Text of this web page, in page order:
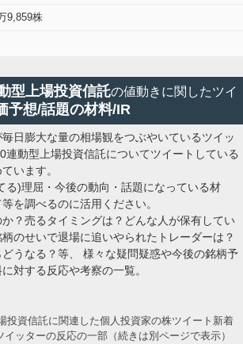
9,859株
型上場投資信託の値動きに関したツイ
予想/話題の材料/IR
日膨大な量の相場観をつぶやいているツイッ
連動型上場投資信託についてツイートしている
います。
る)理屈・今後の動向・話題になっている材
を調べるのに活用ください。
？売るタイミングは？どんな人が保有してい
のせいで退場に追いやられたトレーダーは？
うなる？等、 様々な疑問疑惑や今後の銘柄予
対する反応や考察の一覧。
投資信託に関連した個人投資家の株ツイート新着
ッターの反応の一部（続きは別ページで表示）